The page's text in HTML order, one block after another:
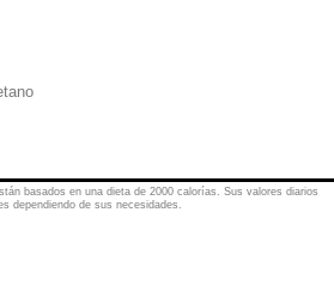
basados en una dieta de 2000 calorías. Sus valores diarios
dependiendo de sus necesidades.